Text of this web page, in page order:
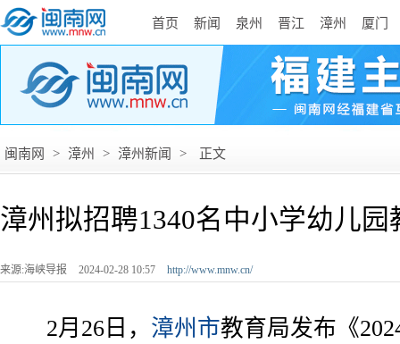
首页 新闻 泉州 晋江 漳州 厦门
闽南网 > 漳州 > 漳州新闻 > 正文
漳州拟招聘1340名中小学幼儿园
来源:海峡导报 2024-02-28 10:57 http://www.mnw.cn/
2月26日， 漳州市教育局发布《